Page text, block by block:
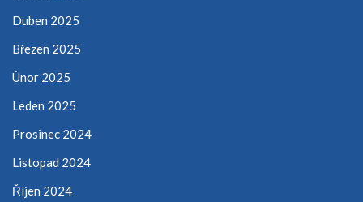
Duben 2025
Březen 2025
Únor 2025
Leden 2025
Prosinec 2024
Listopad 2024
Říjen 2024